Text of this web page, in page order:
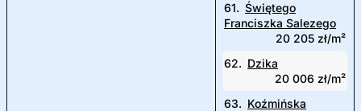
61. Świętego
Franciszka Salezego
20 205 zł/m²
62. Dzika
20 006 zł/m²
63. Koźmińska